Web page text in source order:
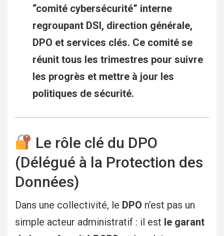
“comité cybersécurité” interne
regroupant DSI, direction générale,
DPO et services clés. Ce comité se
réunit tous les trimestres pour suivre
les progrès et mettre à jour les
politiques de sécurité.
Le rôle clé du DPO
(Délégué à la Protection des
Données)
Dans une collectivité, le DPO n’est pas un
simple acteur administratif : il est le garant